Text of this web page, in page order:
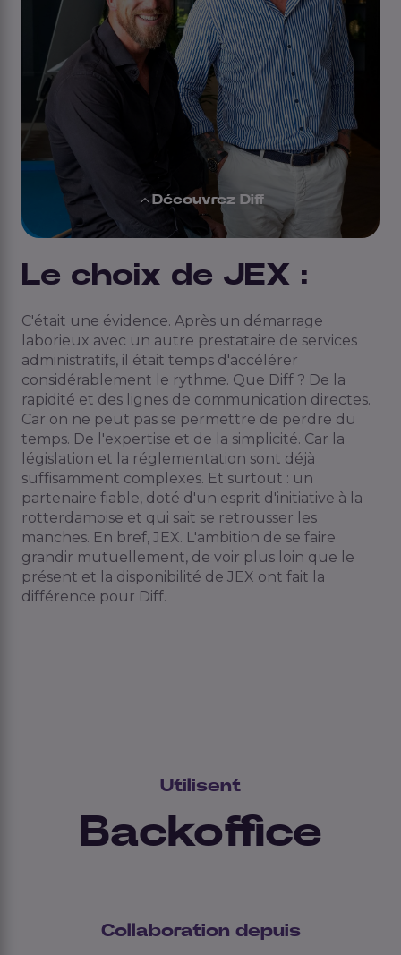
Découvrez Diff
Le choix de JEX :
C'était une évidence. Après un démarrage
laborieux avec un autre prestataire de services
administratifs, il était temps d'accélérer
considérablement le rythme. Que Diff ? De la
rapidité et des lignes de communication directes.
Car on ne peut pas se permettre de perdre du
temps. De l'expertise et de la simplicité. Car la
législation et la réglementation sont déjà
suffisamment complexes. Et surtout : un
partenaire fiable, doté d'un esprit d'initiative à la
rotterdamoise et qui sait se retrousser les
manches. En bref, JEX. L'ambition de se faire
grandir mutuellement, de voir plus loin que le
présent et la disponibilité de JEX ont fait la
différence pour Diff.
Utilisent
Backoffice
Collaboration depuis